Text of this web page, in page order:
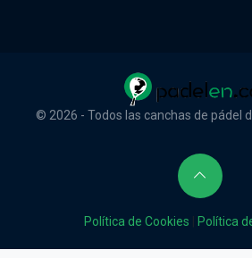
© 2026 - Todos las canchas de pádel
Política de Cookies Política